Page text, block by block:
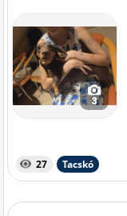
3
27 Tacskó